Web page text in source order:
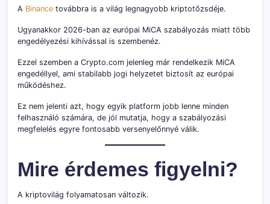
A Binance továbbra is a világ legnagyobb kriptotőzsdéje.
Ugyanakkor 2026-ban az európai MiCA szabályozás miatt több
engedélyezési kihívással is szembenéz.
Ezzel szemben a Crypto.com jelenleg már rendelkezik MiCA
engedéllyel, ami stabilabb jogi helyzetet biztosít az európai
működéshez.
Ez nem jelenti azt, hogy egyik platform jobb lenne minden
felhasználó számára, de jól mutatja, hogy a szabályozási
megfelelés egyre fontosabb versenyelőnnyé válik.
Mire érdemes figyelni?
A kriptovilág folyamatosan változik.